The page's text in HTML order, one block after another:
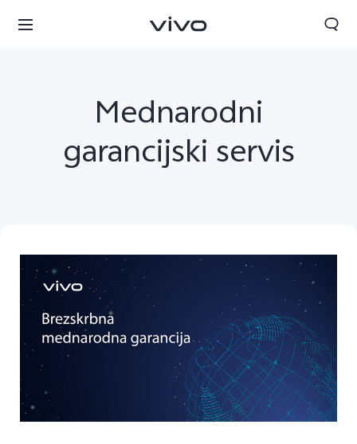
Slovenia | Izbira države/regije
Mednarodni
garancijski servis